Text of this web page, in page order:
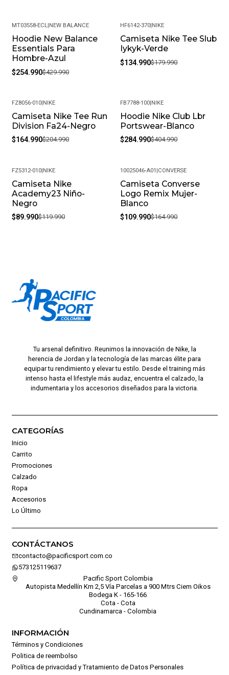
-41%
MT03558-ECL| NEW BALANCE
Hoodie New Balance
Essentials Para
Hombre-Azul
$254.990$429.990
-25%
HF6142-370 NIKE
Camiseta Nike Tee Slub
Iykyk-Verde
$134.990$179.990
-20%
FZ8056-010| NIKE
Camiseta Nike Tee Run
Division Fa24-Negro
$164.990$204.990
-30%
FB7788-100 NIKE
Hoodie Nike Club Lbr
Portswear-Blanco
$284.990$404.990
-25%
FZ5312-010| NIKE
Camiseta Nike
Academy23 Niño-
Negro
$89.990$119.990
-33%
10025046-A01 CONVERSE
Camiseta Converse
Logo Remix Mujer-
Blanco
$109.990$164.990
Tu arsenal definitivo. Reunimos la innovación de Nike, la
herencia de Jordan y la tecnología de las marcas élite para
equipar tu rendimiento y elevar tu estilo. Desde el training más
intenso hasta el lifestyle más audaz, encuentra el calzado, la
indumentaria y los accesorios diseñados para la victoria.
CATEGORÍAS
Inicio
Carrito
Promociones
Calzado
Ropa
Accesorios
Lo Último
CONTÁCTANOS
contacto@pacificsport.com.co
573125119637
Pacific Sport Colombia
Autopista Medellín Km 2,5 Vía Parcelas a 900 Mtrs Ciem Oikos
Bodega K - 165-166
Cota - Cota
Cundinamarca - Colombia
INFORMACIÓN
Términos y Condiciones
Politica de reembolso
Política de privacidad y Tratamiento de Datos Personales